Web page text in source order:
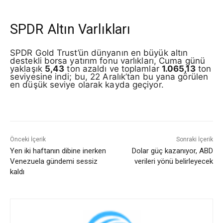
SPDR Altın Varlıkları
SPDR Gold Trust’ün dünyanın en büyük altın
destekli borsa yatırım fonu varlıkları, Cuma günü
yaklaşık 5,43 ton azaldı ve toplamlar 1.065,13ton
seviyesine indi; bu, 22 Aralık’tan bu yana görülen
en düşük seviye olarak kayda geçiyor.
Önceki İçerik
Yen iki haftanın dibine inerken
Venezuela gündemi sessiz
kaldı
Sonraki İçerik
Dolar güç kazanıyor, ABD
verileri yönü belirleyecek